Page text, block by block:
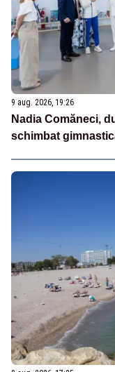
9 aug. 2026, 19:26
Nadia Comăneci,
schimbat